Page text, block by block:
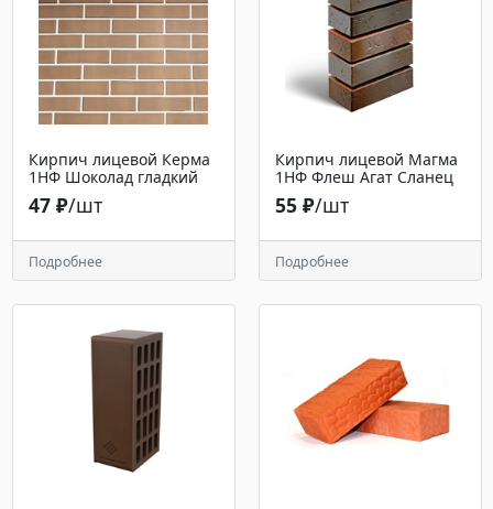
Кирпич лицевой Керма
1НФ Шоколад гладкий
47 ₽/шт
Подробнее
Кирпич лицевой Магма
1НФ Флеш Агат Сланец
55 ₽/шт
Подробнее